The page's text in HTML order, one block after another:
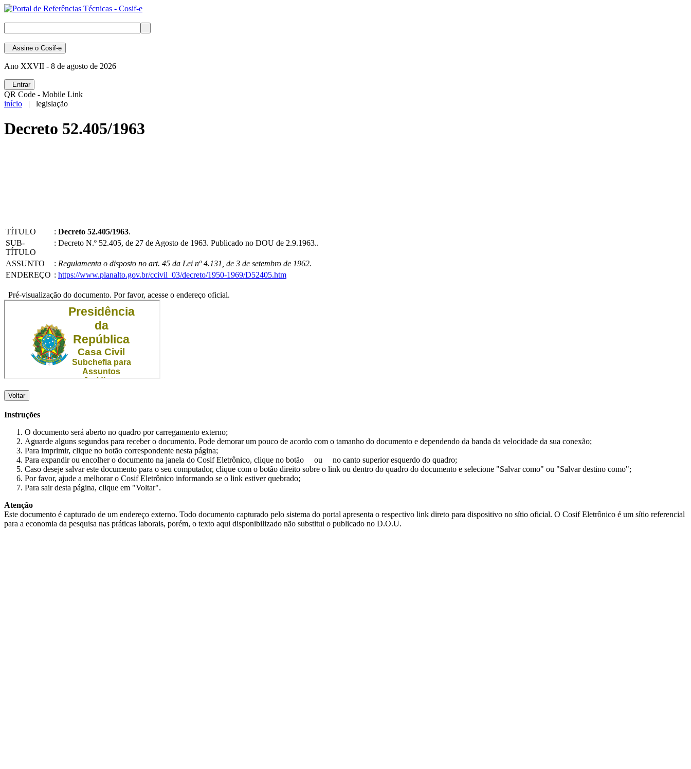
Assine o Cosif-e
Ano XXVII - 8 de agosto de 2026
Entrar
QR Code - Mobile Link
início | legislação
Decreto 52.405/1963
TÍTULO : Decreto 52.405/1963.
SUB-
TÍTULO
: Decreto N.º 52.405, de 27 de Agosto de 1963. Publicado no DOU de 2.9.1963..
ASSUNTO : Regulamenta o disposto no art. 45 da Lei nº 4.131, de 3 de setembro de 1962.
ENDEREÇO : https://www.planalto.gov.br/ccivil_03/decreto/1950-1969/D52405.htm
Pré-visualização do documento. Por favor, acesse o endereço oficial.
Voltar
Instruções
O documento será aberto no quadro por carregamento externo;
Aguarde alguns segundos para receber o documento. Pode demorar um pouco de acordo com o tamanho do documento e dependendo da banda da velocidade da sua conexão;
Para imprimir, clique no botão correspondente nesta página;
Para expandir ou encolher o documento na janela do Cosif Eletrônico, clique no botão
ou
no canto superior esquerdo do quadro;
Caso deseje salvar este documento para o seu computador, clique com o botão direito sobre o link ou dentro do quadro do documento e selecione "Salvar como" ou "Salvar destino como";
Por favor, ajude a melhorar o Cosif Eletrônico informando se o link estiver quebrado;
Para sair desta página, clique em "Voltar".
Atenção
Este documento é capturado de um endereço externo. Todo documento capturado pelo sistema do portal apresenta o respectivo link direto para dispositivo no sítio oficial. O Cosif Eletrônico é um sítio referencial
para a economia da pesquisa nas práticas laborais, porém, o texto aqui disponibilizado não substitui o publicado no D.O.U.